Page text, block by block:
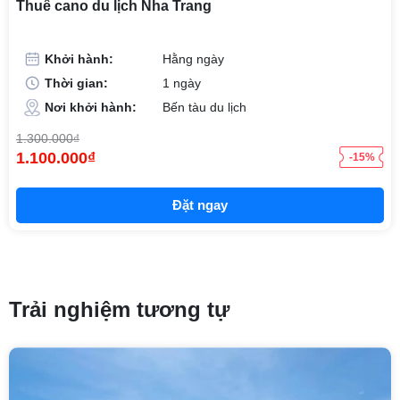
Thuê cano du lịch Nha Trang
Khởi hành:
Hằng ngày
Thời gian:
1 ngày
Nơi khởi hành:
Bến tàu du lịch
1.300.000₫
1.100.000₫ -15%
Đặt ngay
Trải nghiệm tương tự